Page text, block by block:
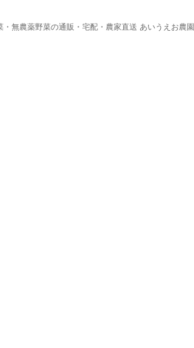
・無農薬野菜の通販・宅配・農家直送 あいうえお農園